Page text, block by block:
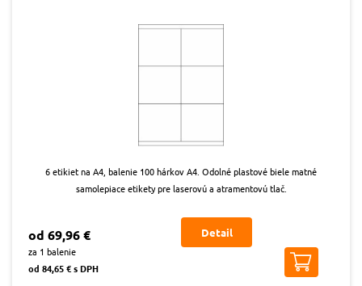
6 etikiet na A4, balenie 100 hárkov A4. Odolné plastové biele matné
samolepiace etikety pre laserovú a atramentovú tlač.
od 69,96 €
za 1 balenie
od 84,65 € s DPH
Detail